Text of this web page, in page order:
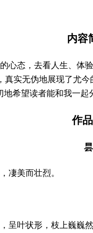
内容
心态，去看人生、体
真实无伪地展现了尤
希望读者能和我一
作
凄美而壮烈。
呈叶状形，枝上巍巍